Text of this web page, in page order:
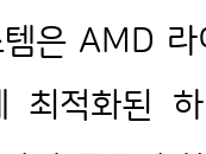
템은 AMD
최적화된